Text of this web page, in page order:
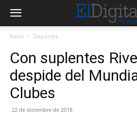
Inicio Deportes
Con suplentes
despide del
Clubes
22 de diciembre de 2018